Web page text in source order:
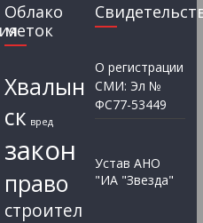
Облако
меток
Хвалын
ск вред
закон
право
строител
О регистрации
СМИ: Эл №
ФС77-53449
Устав АНО
"ИА "Звезда"